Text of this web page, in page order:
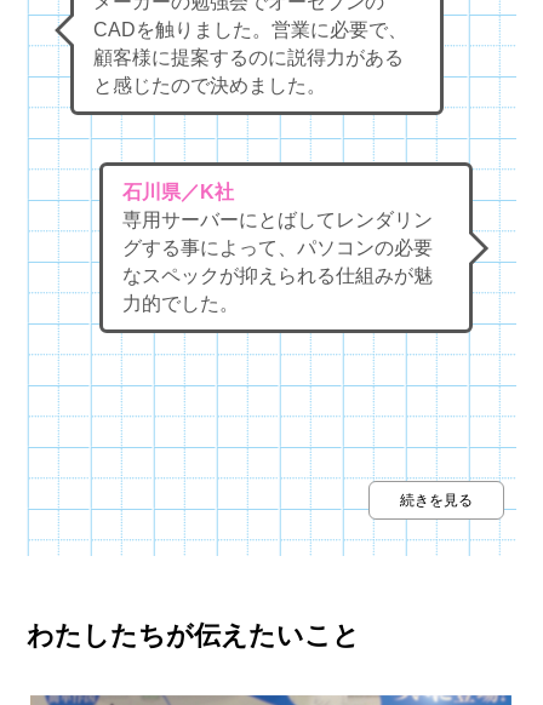
CADを触りました。営業に必要で、
顧客様に提案するのに説得力がある
と感じたので決めました。
石川県／K社
専用サーバーにとばしてレンダリン
グする事によって、パソコンの必要
なスペックが抑えられる仕組みが魅
力的でした。
続きを見る
わたしたちが伝えたいこと